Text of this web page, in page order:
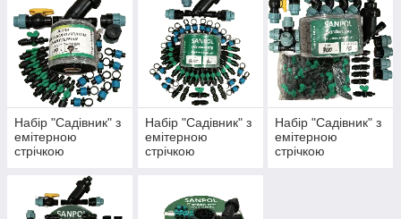
Набір "Садівник" з
емітерною
стрічкою
метрів і фітингами
в комплекті
Набір "Садівник" з
емітерною
стрічкою
в комплекті
Набір "Садівник" з
емітерною
стрічкою